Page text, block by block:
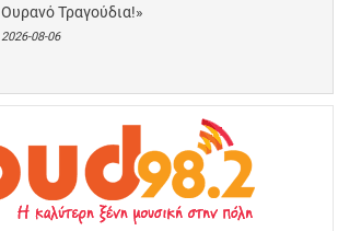
Ουρανό Τραγούδια!»
2026-08-06